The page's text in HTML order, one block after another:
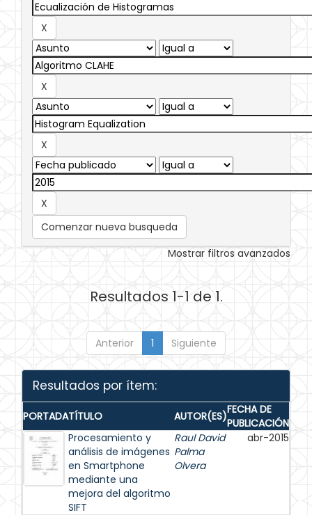
Comenzar nueva busqueda
Mostrar filtros avanzados
Resultados 1-1 de 1.
Anterior 1 Siguiente
Resultados por ítem:
PORTADATÍTULO AUTOR(ES)FECHA DE
PUBLICACIÓN
Procesamiento y
análisis de imágenes
en Smartphone
mediante una
mejora del algoritmo
SIFT
Raul David
Palma
Olvera
abr-2015